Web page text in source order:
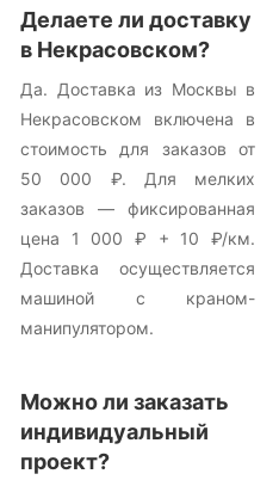
Делаете ли доставку
в Некрасовском?
Да. Доставка из Москвы в
Некрасовском включена в
стоимость для заказов от
50 000 ₽. Для мелких
заказов — фиксированная
цена 1 000 ₽ + 10 ₽/км.
Доставка осуществляется
машиной с краном-
манипулятором.
Можно ли заказать
индивидуальный
проект?